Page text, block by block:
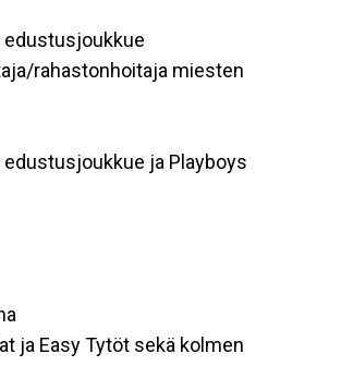
edustusjoukkue
rahastonhoitaja miesten
edustusjoukkue ja Playboys
ja Easy Tytöt sekä kolmen